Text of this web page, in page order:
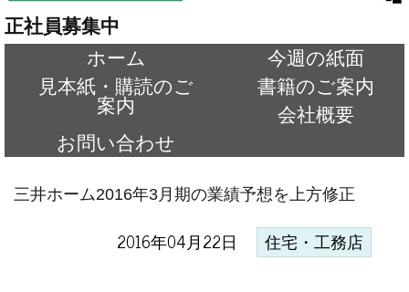
正社員募集中
ホーム
今週の紙面
見本紙・購読のご
案内
書籍のご案内
会社概要
お問い合わせ
三井ホーム2016年3月期の業績予想を上方修正
2016年04月22日 住宅・工務店